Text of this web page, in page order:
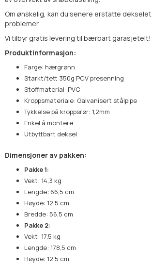
Om ønskelig, kan du senere erstatte
problemer.
Vi tilbyr gratis levering til bærbart garasjetelt!
Produktinformasjon:
Farge: hærgrønn
Starkt/tett 350g PCV presenning
Stoffmaterial: PVC
Kroppsmateriale: Galvanisert stålpipe
Tykkelse på kroppsrør: 1,2mm
Enkel å montere
Utbyttbart deksel
Dimensjoner av pakken:
Pakke 1:
Vekt: 14,3 kg
Lengde: 66,5 cm
Høyde: 12,5 cm
Bredde: 56,5 cm
Pakke 2:
Vekt: 17,5 kg
Lengde: 178,5 cm
Høyde: 12,5 cm